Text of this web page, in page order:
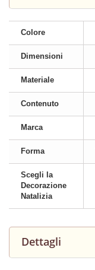
Colore
Dimensioni
Materiale
Contenuto
Marca
Forma
Scegli la
Decorazione
Natalizia
Dettagli